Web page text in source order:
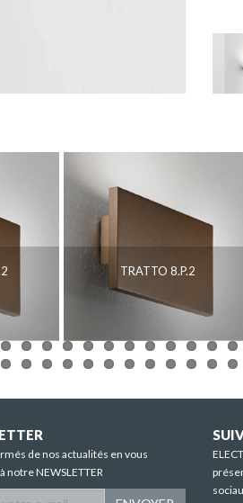
TRATTO 8.P.2
de nos actualités en vous
notre NEWSLETTER